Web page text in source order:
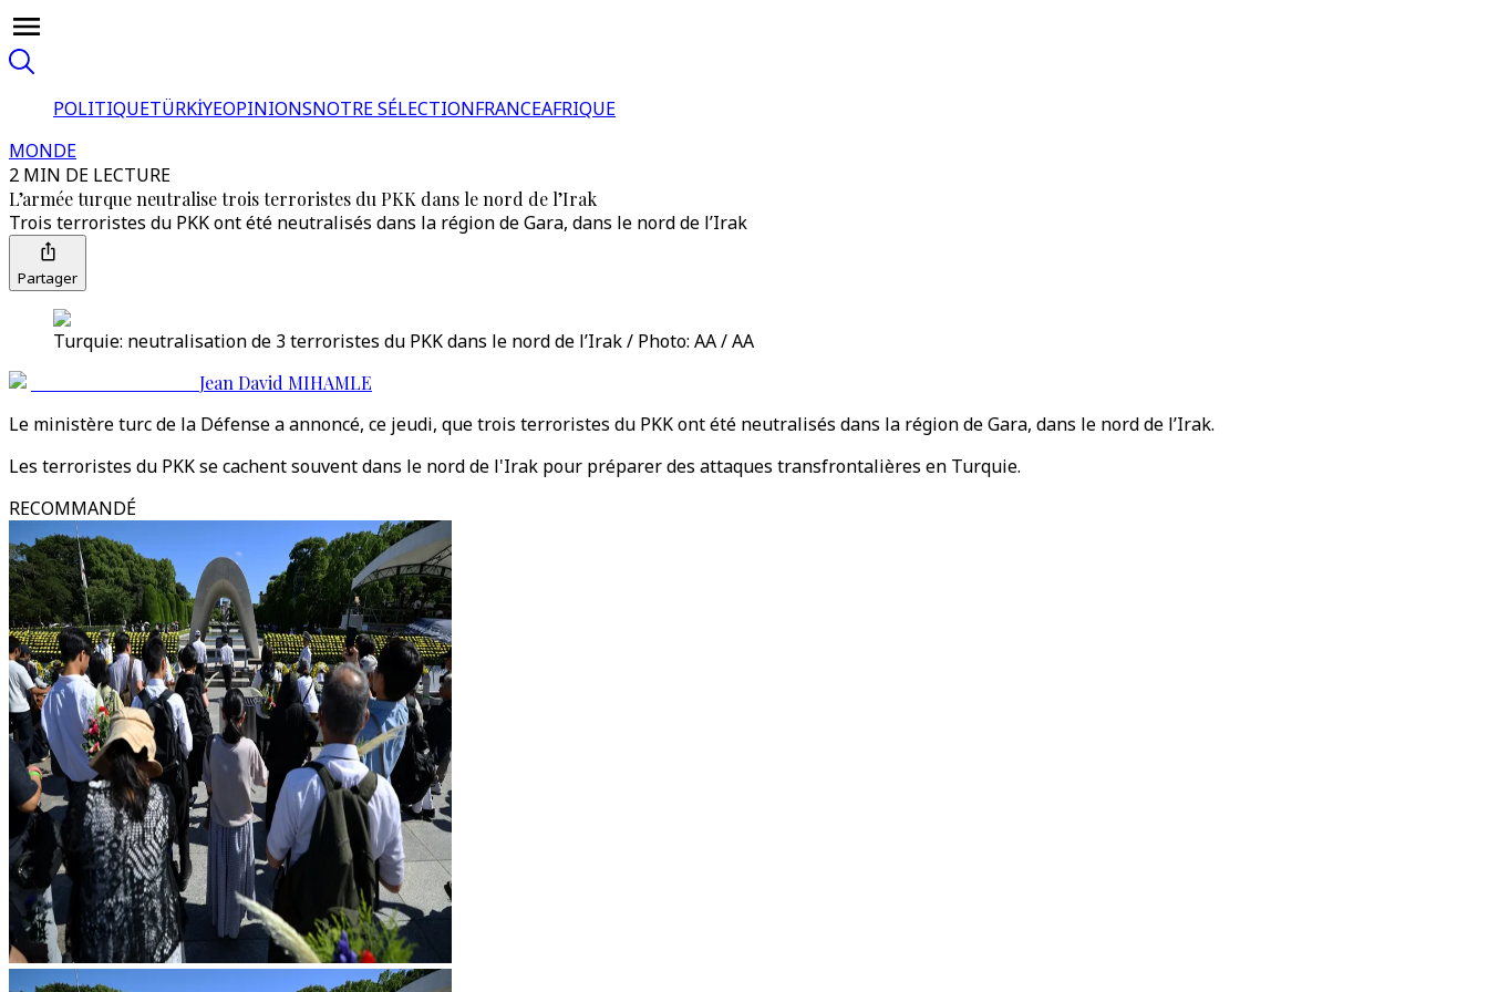
POLITIQUETÜRKİYEOPINIONSNOTRE SÉLECTIONFRANCEAFRIQUE
MONDE
2 MIN DE LECTURE
L’armée turque neutralise trois terroristes du PKK dans le nord de l’Irak
Trois terroristes du PKK ont été neutralisés dans la région de Gara, dans le nord de l’Irak
Partager
Turquie: neutralisation de 3 terroristes du PKK dans le nord de l’Irak / Photo: AA / AA
Jean David MIHAMLE
Le ministère turc de la Défense a annoncé, ce jeudi, que trois terroristes du PKK ont été neutralisés dans la région de Gara, dans le nord de l’Irak.
Les terroristes du PKK se cachent souvent dans le nord de l'Irak pour préparer des attaques transfrontalières en Turquie.
RECOMMANDÉ